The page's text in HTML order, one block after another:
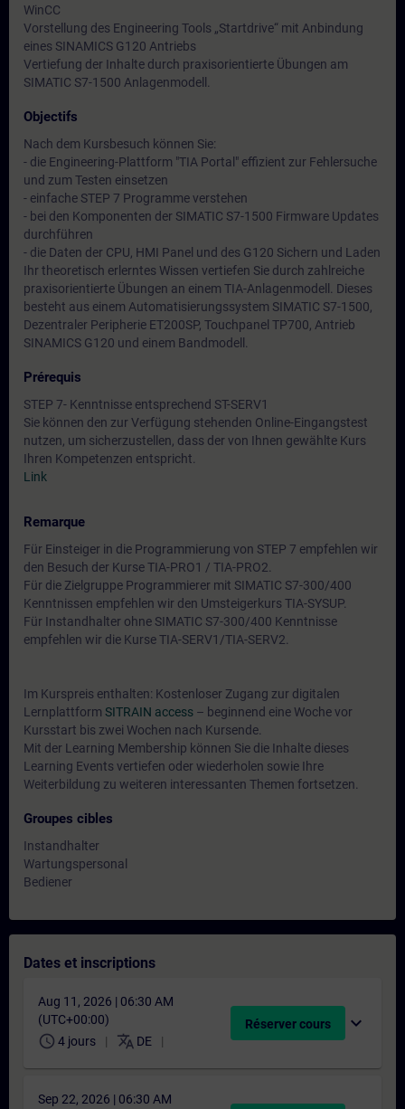
WinCC
Vorstellung des Engineering Tools „Startdrive“ mit Anbindung
eines SINAMICS G120 Antriebs
Vertiefung der Inhalte durch praxisorientierte Übungen am
SIMATIC S7-1500 Anlagenmodell.
Objectifs
Nach dem Kursbesuch können Sie:
- die Engineering-Plattform "TIA Portal" effizient zur Fehlersuche
und zum Testen einsetzen
- einfache STEP 7 Programme verstehen
- bei den Komponenten der SIMATIC S7-1500 Firmware Updates
durchführen
- die Daten der CPU, HMI Panel und des G120 Sichern und Laden
Ihr theoretisch erlerntes Wissen vertiefen Sie durch zahlreiche
praxisorientierte Übungen an einem TIA-Anlagenmodell. Dieses
besteht aus einem Automatisierungssystem SIMATIC S7-1500,
Dezentraler Peripherie ET200SP, Touchpanel TP700, Antrieb
SINAMICS G120 und einem Bandmodell.
Prérequis
STEP 7- Kenntnisse entsprechend ST-SERV1
Sie können den zur Verfügung stehenden Online-Eingangstest
nutzen, um sicherzustellen, dass der von Ihnen gewählte Kurs
Ihren Kompetenzen entspricht.
Link
Remarque
Für Einsteiger in die Programmierung von STEP 7 empfehlen wir
den Besuch der Kurse TIA-PRO1 / TIA-PRO2.
Für die Zielgruppe Programmierer mit SIMATIC S7-300/400
Kenntnissen empfehlen wir den Umsteigerkurs TIA-SYSUP.
Für Instandhalter ohne SIMATIC S7-300/400 Kenntnisse
empfehlen wir die Kurse TIA-SERV1/TIA-SERV2.
Im Kurspreis enthalten: Kostenloser Zugang zur digitalen
Lernplattform SITRAIN access – beginnend eine Woche vor
Kursstart bis zwei Wochen nach Kursende.
Mit der Learning Membership können Sie die Inhalte dieses
Learning Events vertiefen oder wiederholen sowie Ihre
Weiterbildung zu weiteren interessanten Themen fortsetzen.
Groupes cibles
Instandhalter
Wartungspersonal
Bediener
Dates et inscriptions
Aug 11, 2026 | 06:30 AM
(UTC+00:00)
schedule 4 jours translate DE
Réserver cours expand_more
Sep 22, 2026 | 06:30 AM